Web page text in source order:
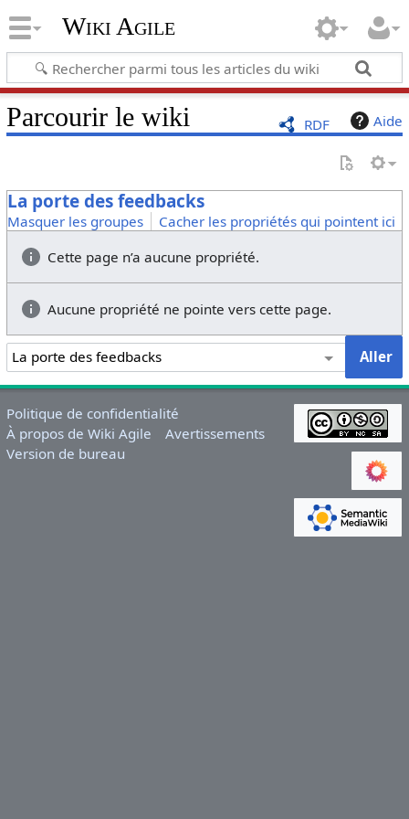
Wiki Agile
RDF Aide
Parcourir le wiki
La porte des feedbacks
Masquer les groupes
Cacher les propriétés qui pointent ici
Cette page n’a aucune propriété.
Aucune propriété ne pointe vers cette page.
Politique de confidentialité
À propos de Wiki Agile
Avertissements
Version de bureau